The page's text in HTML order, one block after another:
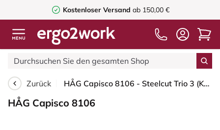
Kostenloser Versand ab 150,00 €
Zurück HÅG Capisco 8106 - Steelcut Trio 3 (Kvadrat) - Wolle / Polyamid - STT213 - Light beige - Schwarz - 200 mm (Sitzhöhe 46-64cm) - Harte Rollen für weiche Böden
HÅG Capisco 8106